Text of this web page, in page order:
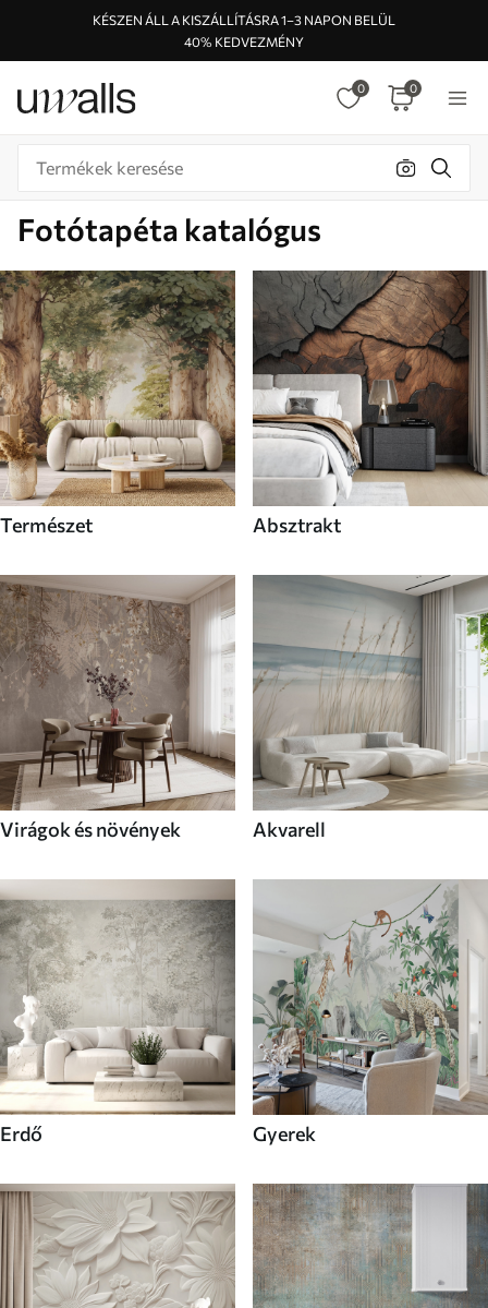
KÉSZEN ÁLL A KISZÁLLÍTÁSRA 1–3 NAPON BELÜL
40% KEDVEZMÉNY
0 0
Fotótapéta katalógus
Természet Absztrakt
Virágok és növények Akvarell
Erdő Gyerek